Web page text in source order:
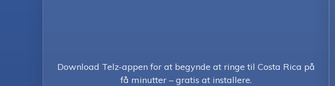
Download Telz-appen for at begynde at ringe til Costa Rica på
få minutter – gratis at installere.